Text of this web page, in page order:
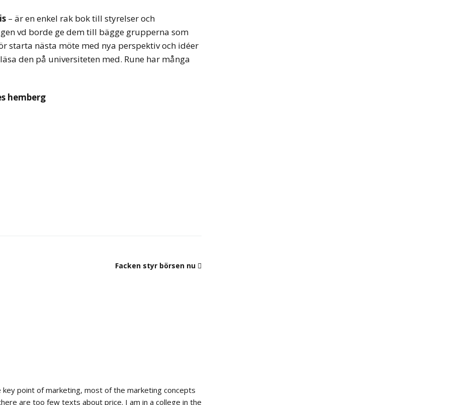
– är en enkel rak bok till styrelser och
vd borde ge dem till bägge grupperna som
starta nästa möte med nya perspektiv och idéer
den på universiteten med. Rune har många
hemberg
Facken styr börsen nu
point of marketing, most of the marketing concepts
are too few texts about price. I am in a college in the